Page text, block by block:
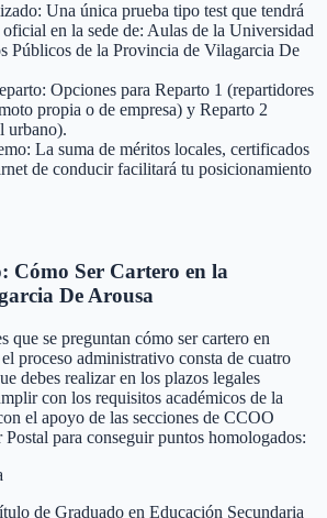
Una única prueba tipo test que tendrá
en la sede de: Aulas de la Universidad
Públicos de la Provincia de Vilagarcia De
Opciones para Reparto 1 (repartidores
propia o de empresa) y Reparto 2
urbano).
La suma de méritos locales, certificados
de conducir facilitará tu posicionamiento
Cómo Ser Cartero en la
De Arousa
que se preguntan cómo ser cartero en
proceso administrativo consta de cuatro
debes realizar en los plazos legales
con los requisitos académicos de la
el apoyo de las secciones de CCOO
para conseguir puntos homologados:
de Graduado en Educación Secundaria